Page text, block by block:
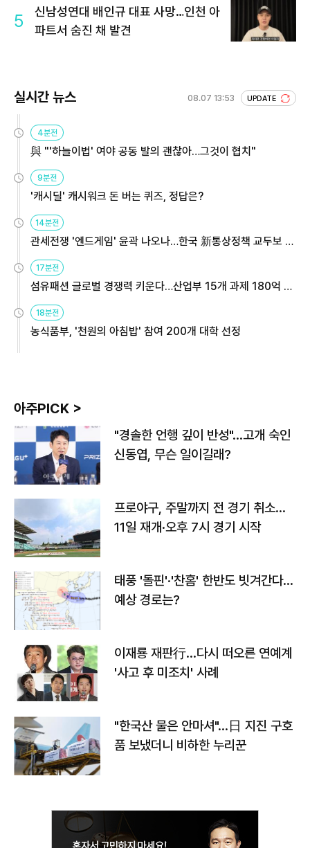
5
신남성연대 배인규 대표 사망…인천 아
파트서 숨진 채 발견
실시간 뉴스 08.07 13:53 UPDATE
4분전
與 "'하늘이법' 여야 공동 발의 괜찮아…그것이 협치"
9분전
'캐시딜' 캐시워크 돈 버는 퀴즈, 정답은?
14분전
관세전쟁 '엔드게임' 윤곽 나오나…한국 新통상정책 교두보 활
용해야
17분전
섬유패션 글로벌 경쟁력 키운다…산업부 15개 과제 180억 지
원
18분전
농식품부, '천원의 아침밥' 참여 200개 대학 선정
아주PICK >
"경솔한 언행 깊이 반성"…고개 숙인
신동엽, 무슨 일이길래?
프로야구, 주말까지 전 경기 취소…
11일 재개·오후 7시 경기 시작
태풍 '돌핀'·'찬홈' 한반도 빗겨간다…
예상 경로는?
이재룡 재판行…다시 떠오른 연예계
'사고 후 미조치' 사례
"한국산 물은 안마셔"…日 지진 구호
품 보냈더니 비하한 누리꾼